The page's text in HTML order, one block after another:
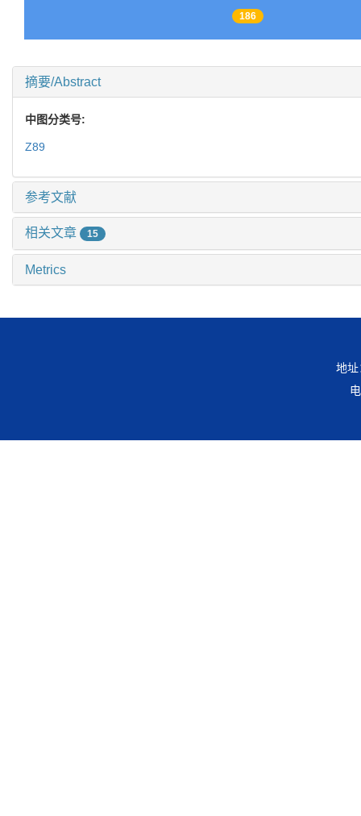
186
摘要/Abstract
中图分类号:
Z89
参考文献
相关文章 15
Metrics
地